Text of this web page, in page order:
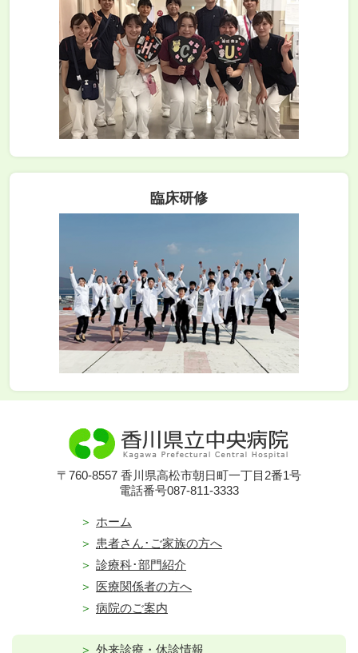
臨床研修
〒760-8557 香川県高松市朝日町一丁目2番1号
電話番号087-811-3333
ホーム
患者さん･ご家族の方へ
診療科･部門紹介
医療関係者の方へ
病院のご案内
外来診療・休診情報